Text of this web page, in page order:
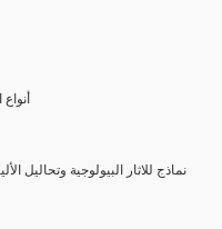
(5)
3- نماذج للاثار البيولوجية وتحاليل